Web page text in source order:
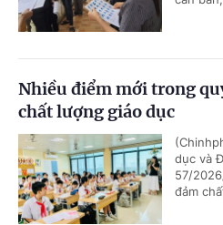
Nhiều điểm mới trong
chất lượng giáo dục
dục và
57/
đảm